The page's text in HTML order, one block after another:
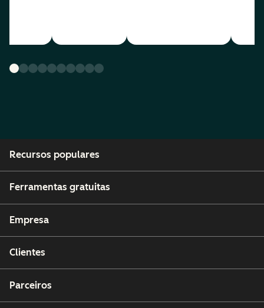
Recursos populares
Ferramentas gratuitas
Empresa
Clientes
Parceiros